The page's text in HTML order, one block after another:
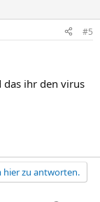
#5
das ihr den virus
hier zu antworten.